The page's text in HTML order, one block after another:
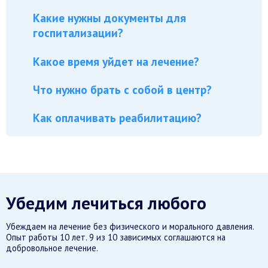
Какие нужны документы для
госпитализации?
Какое время уйдет на лечение?
Что нужно брать с собой в центр?
Как оплачивать реабилитацию?
Убедим лечиться любого
Убеждаем на лечение без физического и морального давления.
Опыт работы 10 лет. 9 из 10 зависимых соглашаются на
добровольное лечение.